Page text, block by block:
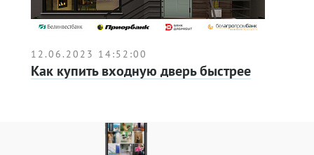
12.06.2023 14:52:00
Как купить входную дверь быстрее